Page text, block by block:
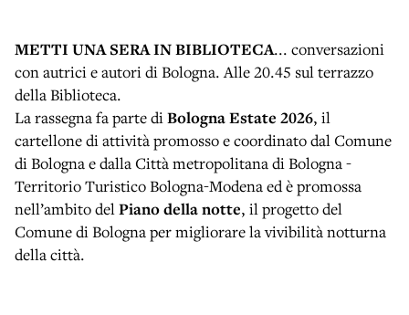
METTI UNA SERA IN BIBLIOTECA... conversazioni
con autrici e autori di Bologna. Alle 20.45 sul terrazzo
della Biblioteca.
La rassegna fa parte diBologna Estate 2026, il
cartellone di attività promosso e coordinato dal Comune
di Bologna e dalla Città metropolitana di Bologna -
Territorio Turistico Bologna-Modena ed è promossa
nell’ambito delPiano della notte, il progetto del
Comune di Bologna per migliorare la vivibilità notturna
della città.